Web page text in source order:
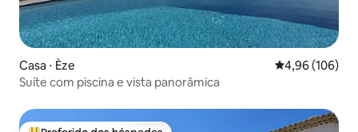
Casa ⋅ Èze 4,96 de uma
4,96 (106)
Suíte com piscina e vista panorâmica